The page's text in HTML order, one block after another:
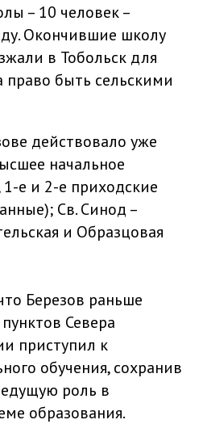
– 10 человек –
Окончившие школу
в Тобольск для
право быть сельскими
действовало уже
начальное
е и 2-е приходские
Св. Синод –
и Образцовая
Березов раньше
Севера
приступил к
обучения, сохранив
роль в
образования.